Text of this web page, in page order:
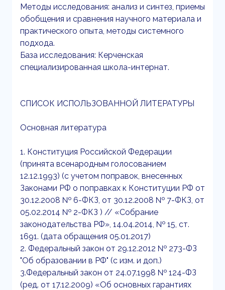
Методы исследования: анализ и синтез, приемы
обобщения и сравнения научного материала и
практического опыта, методы системного
подхода.
База исследования: Керченская
специализированная школа-интернат.
СПИСОК ИСПОЛЬЗОВАННОЙ ЛИТЕРАТУРЫ
Основная литература
1. Конституция Российской Федерации
(принята всенародным голосованием
12.12.1993) (с учетом поправок, внесенных
Законами РФ о поправках к Конституции РФ от
30.12.2008 № 6-ФКЗ, от 30.12.2008 № 7-ФКЗ, от
05.02.2014 № 2-ФКЗ ) // «Собрание
законодательства РФ», 14.04.2014, № 15, ст.
1691. (дата обращения 05.01.2017)
2. Федеральный закон от 29.12.2012 № 273-ФЗ
"Об образовании в РФ" (с изм. и доп.)
3.Федеральный закон от 24.07.1998 № 124-ФЗ
(ред. от 17.12.2009) «Об основных гарантиях